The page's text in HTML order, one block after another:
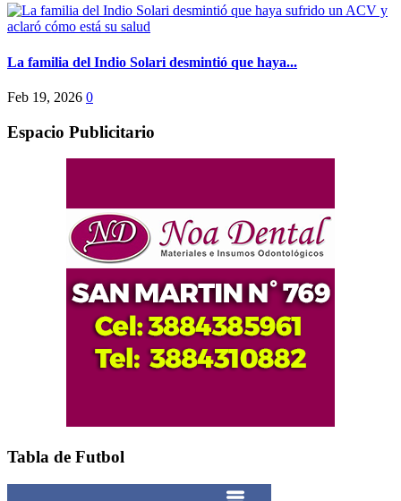
La familia del Indio Solari desmintió que haya...
Feb 19, 2026 0
Espacio Publicitario
Tabla de Futbol